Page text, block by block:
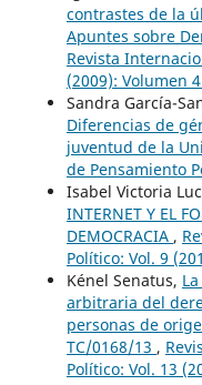
contrastes de la
Apuntes sobre
Revista
(2009): Volumen
Sandra García-
Diferencias de
juventud de la
de Pensamiento
Isabel Victoria
INTERNET Y EL
DEMOCRACIA ,
Político: Vol. 9
Kénel Senatus,
arbitraria del
personas de
TC/0168/13 ,
Político: Vol. 13